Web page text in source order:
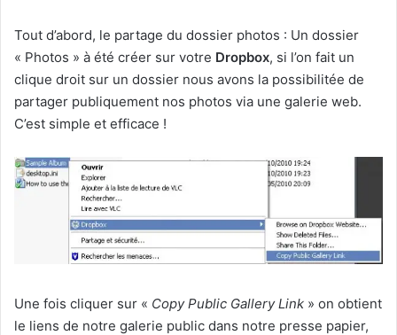
Tout d’abord, le partage du dossier photos : Un dossier
« Photos » à été créer sur votre Dropbox, si l’on fait un
clique droit sur un dossier nous avons la possibilitée de
partager publiquement nos photos via une galerie web.
C’est simple et efficace !
Une fois cliquer sur « Copy Public Gallery Link » on obtient
le liens de notre galerie public dans notre presse papier,